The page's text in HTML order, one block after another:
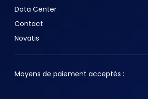
Data Center
Contact
Novatis
Moyens de paiement acceptés :